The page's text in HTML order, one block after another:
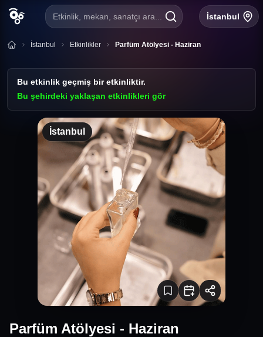
Etkinlik, mekan, sanatçı ara... İstanbul
İstanbul Etkinlikler Parfüm Atölyesi - Haziran
Bu etkinlik geçmiş bir etkinliktir.
Bu şehirdeki yaklaşan etkinlikleri gör
İstanbul
Parfüm Atölyesi - Haziran